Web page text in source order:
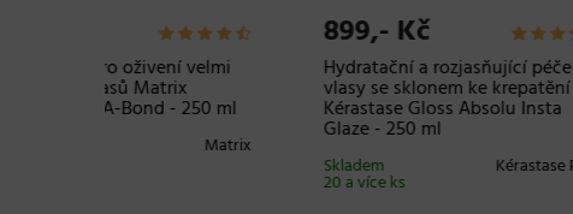
899,- Kč
Hydratační a rozjasňující péče pro
vlasy se sklonem ke krepatění
Kérastase Gloss Absolu Insta
Kérastase Paris
pro
Skladem